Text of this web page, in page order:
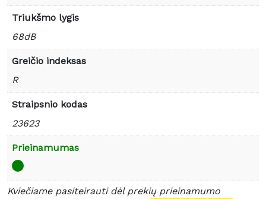
Triukšmo lygis
68dB
Greičio indeksas
R
Straipsnio kodas
23623
Prieinamumas
Kviečiame pasiteirauti dėl prekių prieinamumo